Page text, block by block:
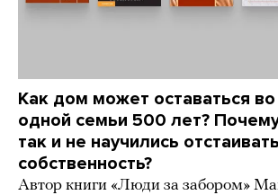
Как дом может оставаться
одной семьи 500 лет?
так и не научились
собственность?
Автор книги «Люди за забором»